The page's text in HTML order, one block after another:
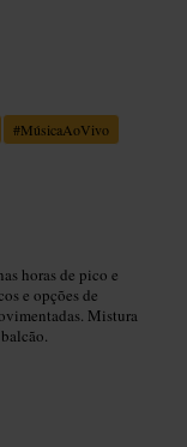
#MúsicaAoVivo
horas de pico e
e opções de
Mistura